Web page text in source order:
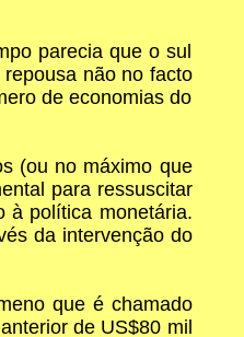
parecia que o sul
não no facto
de economias do
(ou no máximo que
para ressuscitar
à política monetária.
da intervenção do
que é chamado
de US$80 mil